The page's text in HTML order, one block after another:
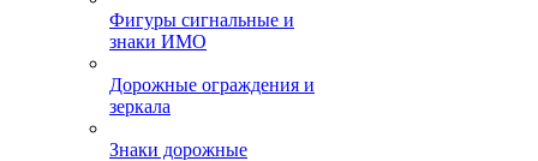
Фигуры сигнальные и
знаки ИМО
Дорожные ограждения и
зеркала
Знаки дорожные